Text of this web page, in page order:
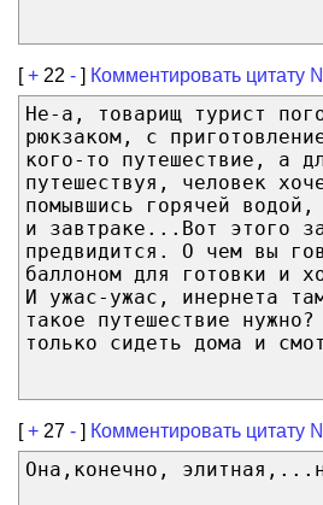
[+ 22 - ] Комментировать цитату
Не-а, товарищ турист
рюкзаком, с
кого-то путешествие, а
путешествуя, человек
помывшись горячей
и завтраке...Вот этого
предвидится. О чем вы
баллоном для готовки и
И ужас-ужас, инернета
такое путешествие
только сидеть дома и
[+ 27 - ] Комментировать цитату
Она,конечно,